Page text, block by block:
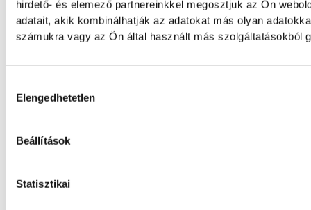
hirdető- és elemező partnereinkkel megosztjuk az Ön
adatait, akik kombinálhatják az adatokat más olyan
számukra vagy az Ön által használt más szolgáltatásokból
Elengedhetetlen
Beállítások
Statisztikai
A korai piros lap
Veszprém sorsát
A veszprémi labdarúgócsapat 6–0-ra
játszottak.
A Real Madrid képviselői